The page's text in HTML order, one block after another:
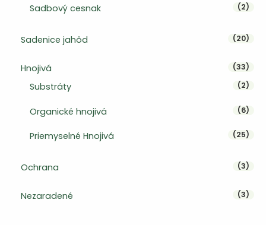
Sadbový cesnak 22
Sadenice jahôd 2020
Hnojivá 3333
Substráty 22
Organické hnojivá 66
Priemyselné Hnojivá 2525
Ochrana 33
Nezaradené 33